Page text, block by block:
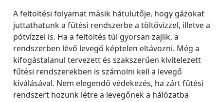
A feltöltési folyamat másik hátulütője, hogy gázokat
juttathatunk a fűtési rendszerbe a töltővízzel, illetve a
pótvízzel is. Ha a feltöltés túl gyorsan zajlik, a
rendszerben lévő levegő képtelen eltávozni. Még a
kifogástalanul tervezett és szakszerűen kivitelezett
fűtési rendszerekben is számolni kell a levegő
kiválásával. Nem elegendő védekezés, ha zárt fűtési
rendszert hozunk létre a levegőnek a hálózatba